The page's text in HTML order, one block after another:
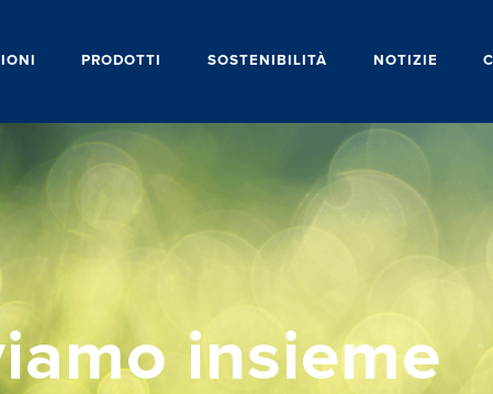
PRODOTTI SOSTENIBILITÀ NOTIZIE
insieme